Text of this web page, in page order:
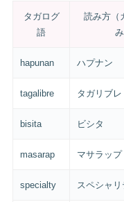
タガログ
語
読み方（
み
hapunan ハプナン
tagalibre タガリブレ
bisita ビシタ
masarap マサラップ
specialty スペシャリ